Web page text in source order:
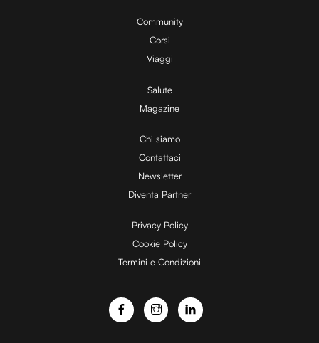
y
V
i
d
e
o
Community
Corsi
Viaggi
Salute
Magazine
Chi siamo
Contattaci
Newsletter
Diventa Partner
Privacy Policy
Cookie Policy
Termini e Condizioni